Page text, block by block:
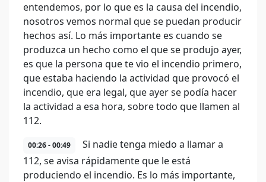
entendemos, por lo que es la causa del incendio,
nosotros vemos normal que se puedan producir
hechos así. Lo más importante es cuando se
produzca un hecho como el que se produjo ayer,
es que la persona que te vio el incendio primero,
que estaba haciendo la actividad que provocó el
incendio, que era legal, que ayer se podía hacer
la actividad a esa hora, sobre todo que llamen al
112.
00:26 - 00:49
Si nadie tenga miedo a llamar a
112, se avisa rápidamente que le está
produciendo el incendio. Es lo más importante,